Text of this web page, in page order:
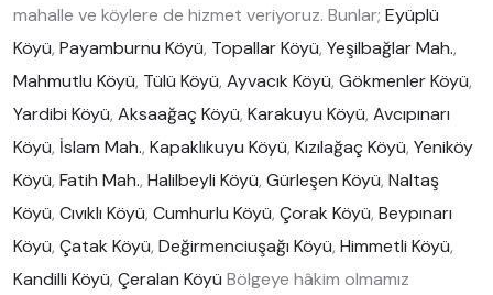
mahalle ve köylere de hizmet veriyoruz. Bunlar; Eyüplü
Köyü, Payamburnu Köyü, Topallar Köyü, Yeşilbağlar Mah.,
Mahmutlu Köyü, Tülü Köyü, Ayvacık Köyü, Gökmenler Köyü,
Yardibi Köyü, Aksaağaç Köyü, Karakuyu Köyü, Avcıpınarı
Köyü, İslam Mah., Kapaklıkuyu Köyü, Kızılağaç Köyü, Yeniköy
Köyü, Fatih Mah., Halilbeyli Köyü, Gürleşen Köyü, Naltaş
Köyü, Cıvıklı Köyü, Cumhurlu Köyü, Çorak Köyü, Beypınarı
Köyü, Çatak Köyü, Değirmenciuşağı Köyü, Himmetli Köyü,
Kandilli Köyü, Çeralan Köyü Bölgeye hâkim olmamız